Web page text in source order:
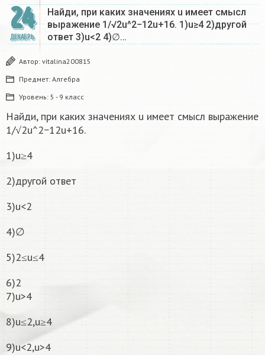
24
ДЕКАБРЬ
Найди, при каких значениях u имеет смысл
выражение 1/√2u^2−12u+16. 1)u≥4 2)другой
ответ 3)u<2 4)∅…
Автор: vitalina200815
Предмет: Алгебра
Уровень: 5 - 9 класс
Найди, при каких значениях u имеет смысл выражение
1/√2u^2−12u+16.
1)u≥4
2)другой ответ
3)u<2
4)∅
5)2≤u≤4
6)2
7)u>4
8)u≤2,u≥4
9)u<2,u>4